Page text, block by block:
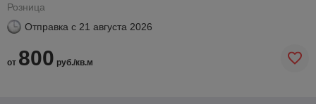
Розница
Отправка с 21 августа 2026
от 800 руб./кв.м